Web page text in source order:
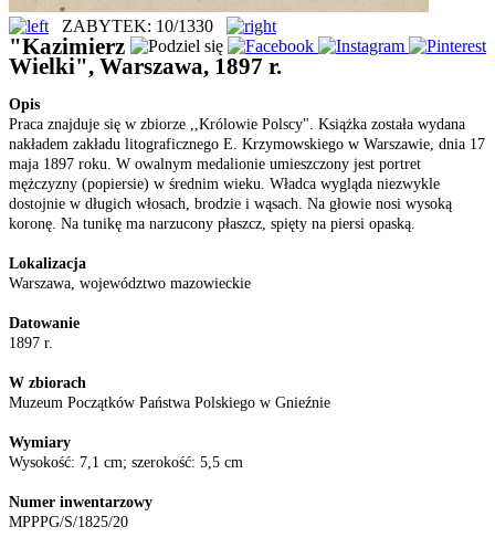
ZABYTEK: 10/1330
"Kazimierz
Wielki", Warszawa, 1897 r.
Opis
Praca znajduje się w zbiorze ,,Królowie Polscy". Książka została wydana
nakładem zakładu litograficznego E. Krzymowskiego w Warszawie, dnia 17
maja 1897 roku. W owalnym medalionie umieszczony jest portret
mężczyzny (popiersie) w średnim wieku. Władca wygląda niezwykle
dostojnie w długich włosach, brodzie i wąsach. Na głowie nosi wysoką
koronę. Na tunikę ma narzucony płaszcz, spięty na piersi opaską.
Lokalizacja
Warszawa, województwo mazowieckie
Datowanie
1897 r.
W zbiorach
Muzeum Początków Państwa Polskiego w Gnieźnie
Wymiary
Wysokość: 7,1 cm; szerokość: 5,5 cm
Numer inwentarzowy
MPPPG/S/1825/20